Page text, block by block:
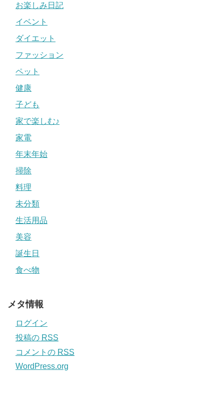
お楽しみ日記
イベント
ダイエット
ファッション
ペット
健康
子ども
家で楽しむ♪
家電
年末年始
掃除
料理
未分類
生活用品
美容
誕生日
食べ物
メタ情報
ログイン
投稿の RSS
コメントの RSS
WordPress.org